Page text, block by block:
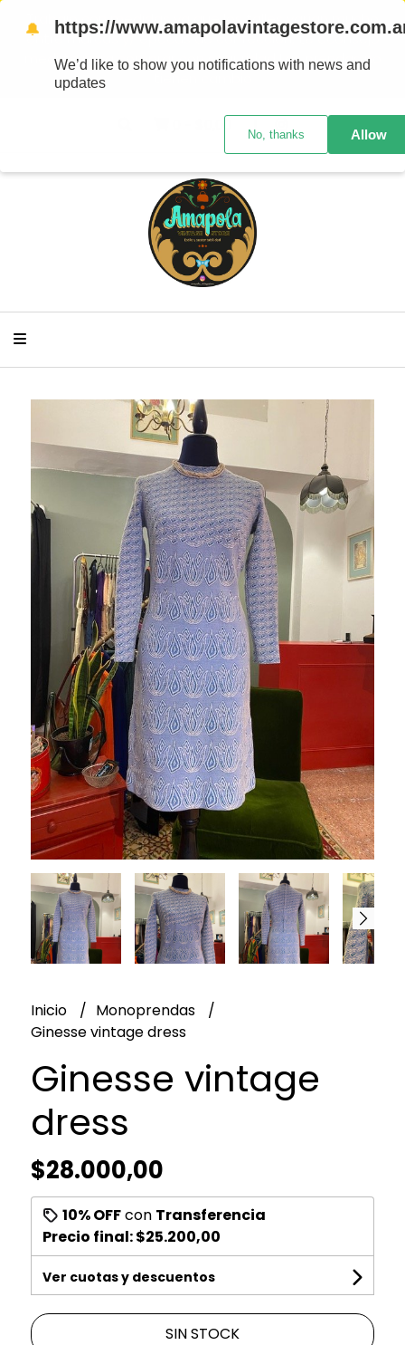
Trabajo con medidas ya que los talles varían mucho
entre marcas y/ épocas de confección, te aconsejo
medirte para comprar con seguridad Las prendas no
tienen cambio
Inicio
Monoprendas
Ginesse vintage dress
Ginesse vintage
dress
$28.000,00
10% OFFcon Transferencia
Precio final:$25.200,00
Ver cuotas y descuentos
SIN STOCK
🔔 https://
We’d like to show you notifications with news and
updates
No, thanks Allow